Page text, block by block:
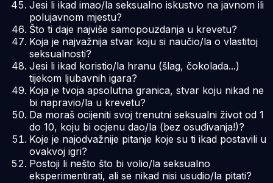
Jesi li ikad imao/la seksualno iskustvo na javnom ili
polujavnom mjestu?
Što ti daje najviše samopouzdanja u krevetu?
Koja je najvažnija stvar koju si naučio/la o vlastitoj
seksualnosti?
Jesi li ikad koristio/la hranu (šlag, čokolada...)
tijekom ljubavnih igara?
Koja je tvoja apsolutna granica, stvar koju nikad ne
bi napravio/la u krevetu?
Da moraš ocijeniti svoj trenutni seksualni život od 1
do 10, koju bi ocjenu dao/la (bez osuđivanja!)?
Koje je najodvažnije pitanje koje su ti ikad postavili u
ovakvoj igri?
Postoji li nešto što bi volio/la seksualno
eksperimentirati, ali se nikad nisi usudio/la pitati?